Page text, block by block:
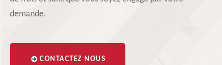
demande.
CONTACTEZ NOUS